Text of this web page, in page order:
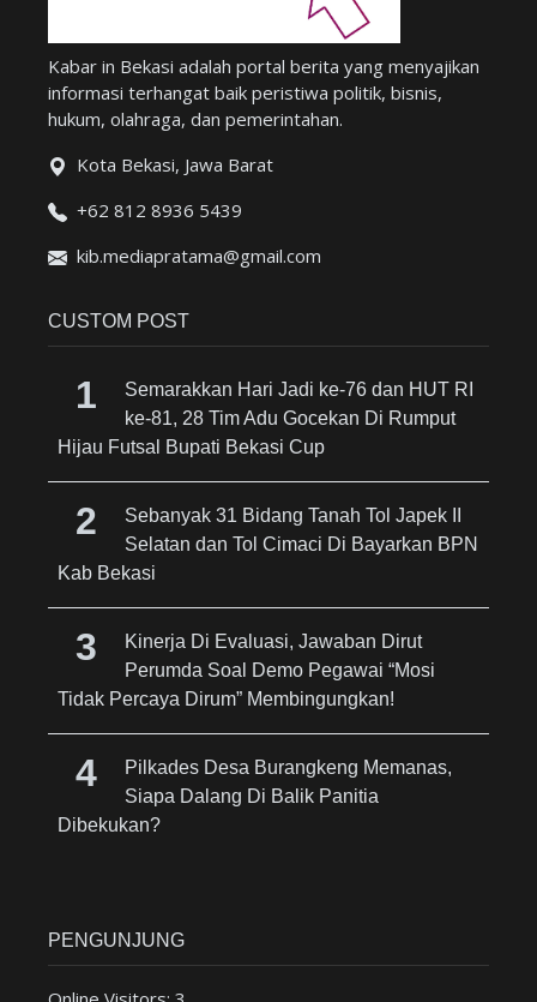
Kabar in Bekasi adalah portal berita yang menyajikan
informasi terhangat baik peristiwa politik, bisnis,
hukum, olahraga, dan pemerintahan.
Kota Bekasi, Jawa Barat
+62 812 8936 5439
kib.mediapratama@gmail.com
CUSTOM POST
Semarakkan Hari Jadi ke-76 dan HUT RI
ke-81, 28 Tim Adu Gocekan Di Rumput
Hijau Futsal Bupati Bekasi Cup
Sebanyak 31 Bidang Tanah Tol Japek II
Selatan dan Tol Cimaci Di Bayarkan BPN
Kab Bekasi
Kinerja Di Evaluasi, Jawaban Dirut
Perumda Soal Demo Pegawai “Mosi
Tidak Percaya Dirum” Membingungkan!
Pilkades Desa Burangkeng Memanas,
Siapa Dalang Di Balik Panitia
Dibekukan?
PENGUNJUNG